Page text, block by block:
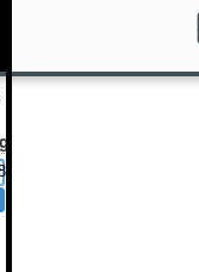
- Fødte mænd 1841